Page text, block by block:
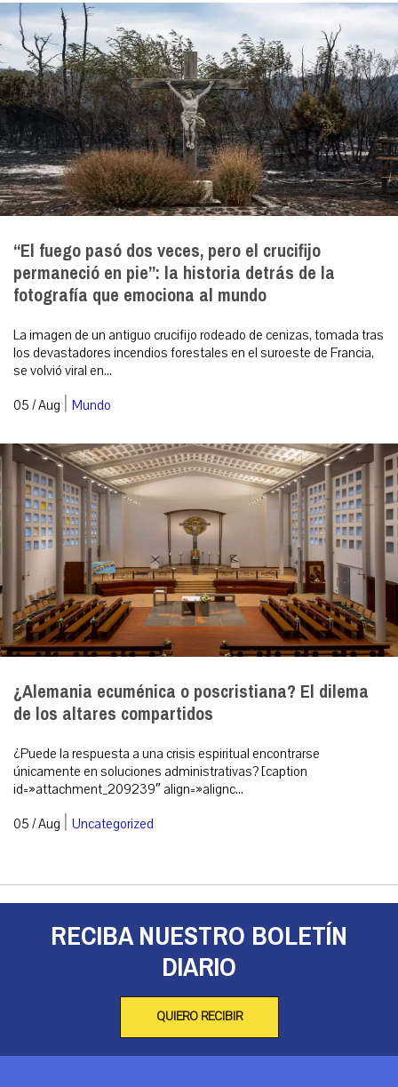
“El fuego pasó dos veces, pero el crucifijo
permaneció en pie”: la historia detrás de la
fotografía que emociona al mundo
La imagen de un antiguo crucifijo rodeado de cenizas, tomada tras
los devastadores incendios forestales en el suroeste de Francia,
se volvió viral en...
05 / Aug | Mundo
¿Alemania ecuménica o poscristiana? El dilema
de los altares compartidos
¿Puede la respuesta a una crisis espiritual encontrarse
únicamente en soluciones administrativas? [caption
id=»attachment_209239″ align=»alignc...
05 / Aug | Uncategorized
RECIBA NUESTRO BOLETÍN
DIARIO
QUIERO RECIBIR